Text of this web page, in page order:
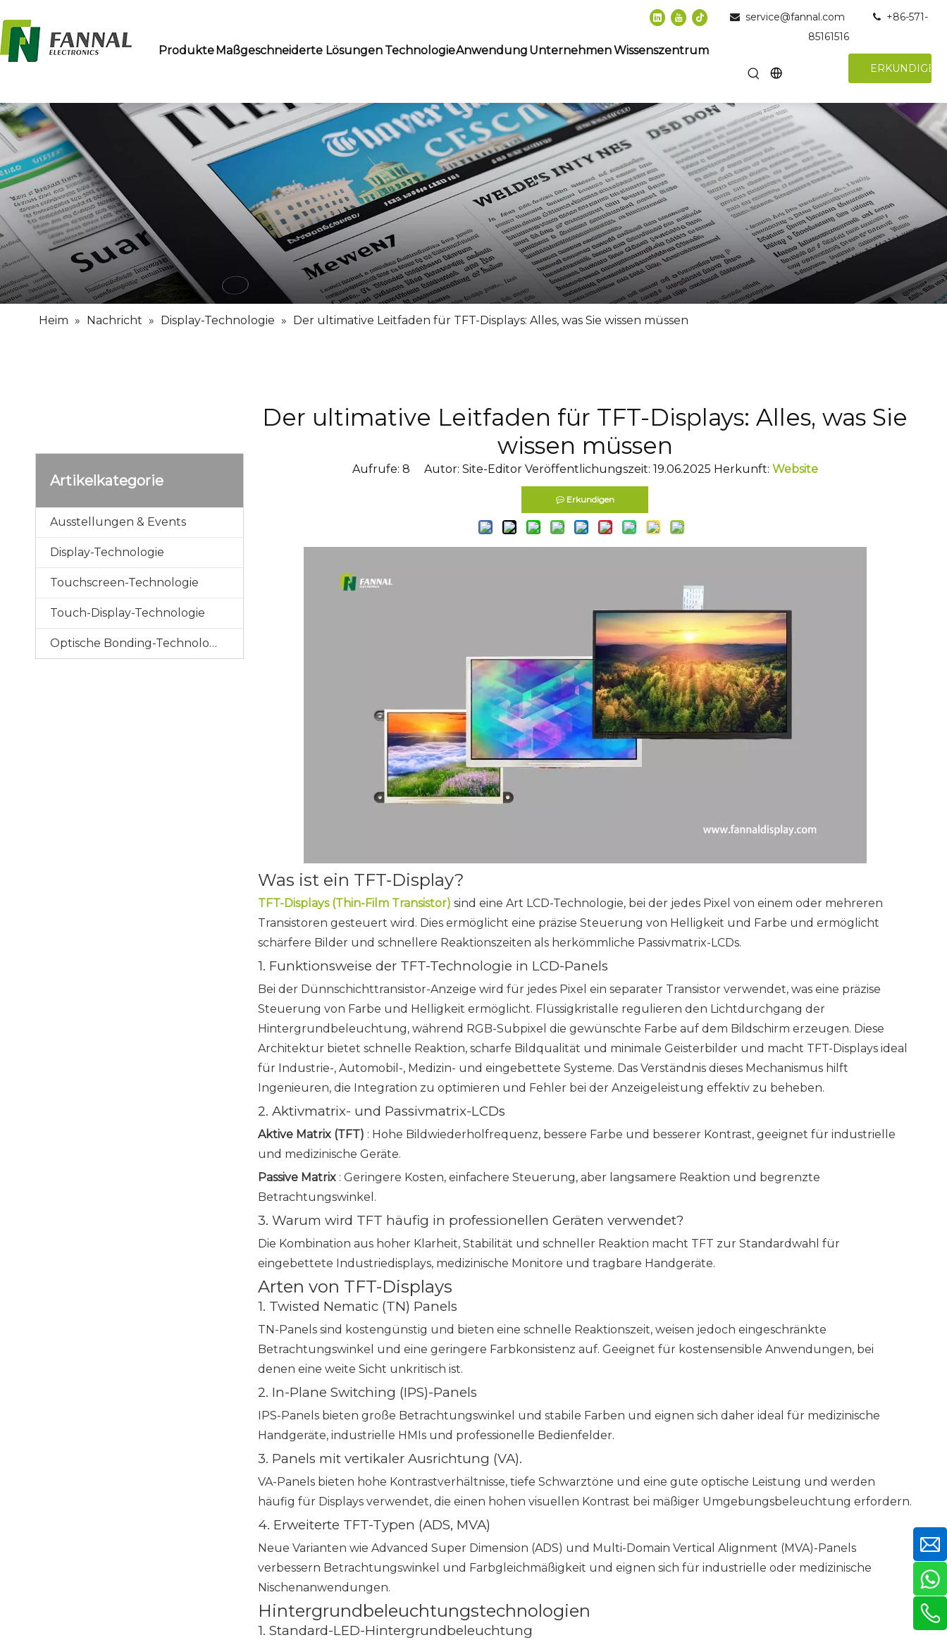
Produkte Maßgeschneiderte Lösungen TechnologieAnwendung UnternehmenWissenszentrum
 service@fannal.com +86-571-
85161516
ERKUNDIGEN
Heim » Nachricht » Display-Technologie » Der ultimative Leitfaden für TFT-Displays: Alles, was Sie wissen müssen
Artikelkategorie
Ausstellungen & Events
Display-Technologie
Touchscreen-Technologie
Touch-Display-Technologie
Optische Bonding-Technologie
Der ultimative Leitfaden für TFT-Displays: Alles, was Sie
wissen müssen
Aufrufe: 8 Autor: Site-Editor Veröffentlichungszeit: 19.06.2025 Herkunft: Website
Erkundigen
Was ist ein TFT-Display?
TFT-Displays (Thin-Film Transistor) sind eine Art LCD-Technologie, bei der jedes Pixel von einem oder mehreren
Transistoren gesteuert wird. Dies ermöglicht eine präzise Steuerung von Helligkeit und Farbe und ermöglicht
schärfere Bilder und schnellere Reaktionszeiten als herkömmliche Passivmatrix-LCDs.
1. Funktionsweise der TFT-Technologie in LCD-Panels
Bei der Dünnschichttransistor-Anzeige wird für jedes Pixel ein separater Transistor verwendet, was eine präzise
Steuerung von Farbe und Helligkeit ermöglicht. Flüssigkristalle regulieren den Lichtdurchgang der
Hintergrundbeleuchtung, während RGB-Subpixel die gewünschte Farbe auf dem Bildschirm erzeugen. Diese
Architektur bietet schnelle Reaktion, scharfe Bildqualität und minimale Geisterbilder und macht TFT-Displays ideal
für Industrie-, Automobil-, Medizin- und eingebettete Systeme. Das Verständnis dieses Mechanismus hilft
Ingenieuren, die Integration zu optimieren und Fehler bei der Anzeigeleistung effektiv zu beheben.
2. Aktivmatrix- und Passivmatrix-LCDs
Aktive Matrix (TFT) : Hohe Bildwiederholfrequenz, bessere Farbe und besserer Kontrast, geeignet für industrielle
und medizinische Geräte.
Passive Matrix : Geringere Kosten, einfachere Steuerung, aber langsamere Reaktion und begrenzte
Betrachtungswinkel.
3. Warum wird TFT häufig in professionellen Geräten verwendet?
Die Kombination aus hoher Klarheit, Stabilität und schneller Reaktion macht TFT zur Standardwahl für
eingebettete Industriedisplays, medizinische Monitore und tragbare Handgeräte.
Arten von TFT-Displays
1. Twisted Nematic (TN) Panels
TN-Panels sind kostengünstig und bieten eine schnelle Reaktionszeit, weisen jedoch eingeschränkte
Betrachtungswinkel und eine geringere Farbkonsistenz auf. Geeignet für kostensensible Anwendungen, bei
denen eine weite Sicht unkritisch ist.
2. In-Plane Switching (IPS)-Panels
IPS-Panels bieten große Betrachtungswinkel und stabile Farben und eignen sich daher ideal für medizinische
Handgeräte, industrielle HMIs und professionelle Bedienfelder.
3. Panels mit vertikaler Ausrichtung (VA).
VA-Panels bieten hohe Kontrastverhältnisse, tiefe Schwarztöne und eine gute optische Leistung und werden
häufig für Displays verwendet, die einen hohen visuellen Kontrast bei mäßiger Umgebungsbeleuchtung erfordern.
4. Erweiterte TFT-Typen (ADS, MVA)
Neue Varianten wie Advanced Super Dimension (ADS) und Multi-Domain Vertical Alignment (MVA)-Panels
verbessern Betrachtungswinkel und Farbgleichmäßigkeit und eignen sich für industrielle oder medizinische
Nischenanwendungen.
Hintergrundbeleuchtungstechnologien
1. Standard-LED-Hintergrundbeleuchtung